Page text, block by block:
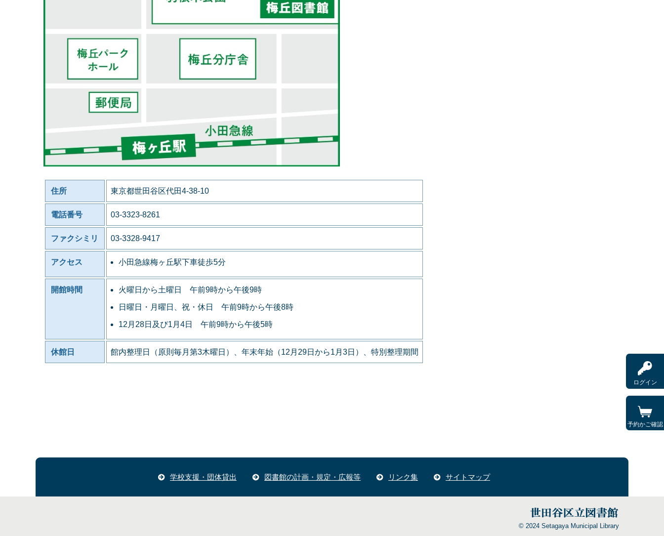
ログイン
予約かご確認
住所 東京都世田谷区代田4-38-10
電話番号 03-3323-8261
ファクシミリ 03-3328-9417
アクセス 小田急線梅ヶ丘駅下車徒歩5分
開館時間 火曜日から土曜日 午前9時から午後9時
日曜日・月曜日、祝・休日 午前9時から午後8時
12月28日及び1月4日 午前9時から午後5時
休館日 館内整理日（原則毎月第3木曜日）、年末年始（12月29日から1月3日）、特別整理期間
学校支援・団体貸出 図書館の計画・規定・広報等 リンク集 サイトマップ
© 2024 Setagaya Municipal Library